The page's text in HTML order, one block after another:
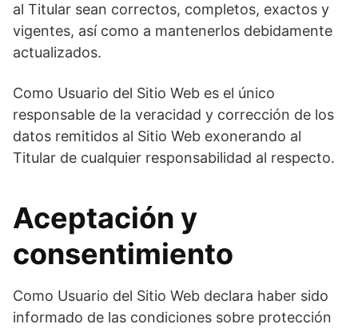
al Titular sean correctos, completos, exactos y
vigentes, así como a mantenerlos debidamente
actualizados.
Como Usuario del Sitio Web es el único
responsable de la veracidad y corrección de los
datos remitidos al Sitio Web exonerando al
Titular de cualquier responsabilidad al respecto.
Aceptación y
consentimiento
Como Usuario del Sitio Web declara haber sido
informado de las condiciones sobre protección